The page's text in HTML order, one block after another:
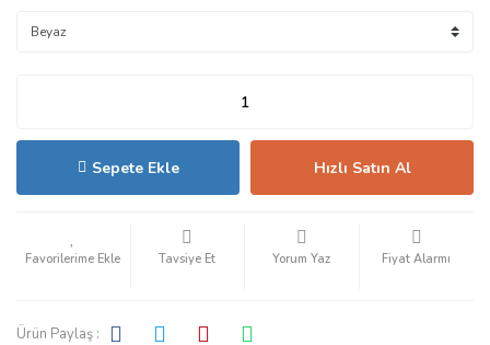
Sepete Ekle Hızlı Satın Al
Tavsiye Et Yorum Yaz Fiyat Alarmı
Ürün Paylaş :